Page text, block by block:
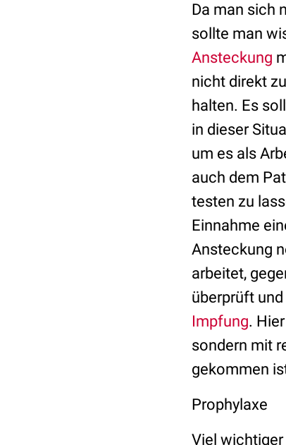
Da man sich
sollte man
Ansteckung
nicht direkt
halten. Es
in dieser
um es als
auch dem
testen zu
Einnahme
Ansteckung
arbeitet,
überprüft
Impfung.
sondern mit
gekommen
Prophylaxe
Viel